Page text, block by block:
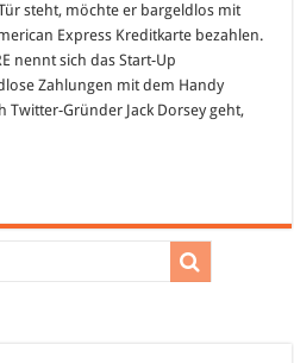
steht, möchte er bargeldlos mit
Express Kreditkarte bezahlen.
nennt sich das Start-Up
Zahlungen mit dem Handy
Twitter-Gründer Jack Dorsey geht,